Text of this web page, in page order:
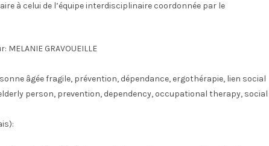
à celui de l’équipe interdisciplinaire coordonnée par le
MELANIE GRAVOUEILLE
âgée fragile, prévention, dépendance, ergothérapie, lien social
person, prevention, dependency, occupational therapy, social